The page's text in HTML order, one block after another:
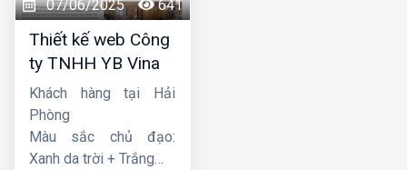
07/06/2025 641
Thiết kế web Công
ty TNHH YB Vina
Khách hàng tại Hải
Phòng
Màu sắc chủ đạo:
Xanh da trời + Trắng